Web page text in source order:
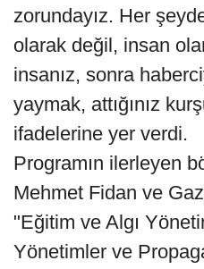
zorundayız. Her
olarak değil, insan
insanız, sonra
yaymak, attığınız
ifadelerine yer verdi.
Programın ilerleyen
Mehmet Fidan ve
"Eğitim ve Algı
Yönetimler ve